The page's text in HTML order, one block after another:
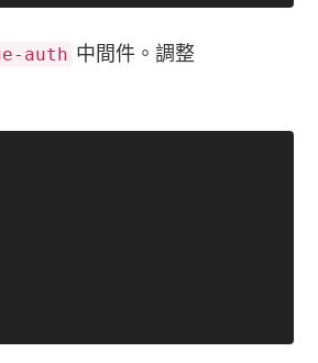
auth 中間件。調整